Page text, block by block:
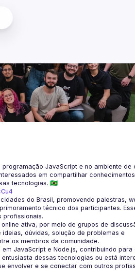
JavaScript e no ambiente de
em compartilhar
do Brasil, promovendo palestras,
técnico dos participantes.
ativa, por meio de grupos de
dúvidas, solução de problemas e
JavaScript e Node.js, contribuindo para
dessas tecnologias ou está
envolver e se conectar com outros